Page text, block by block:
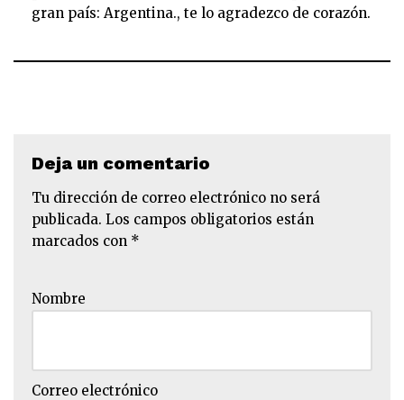
gran país: Argentina., te lo agradezco de corazón.
Deja un comentario
Tu dirección de correo electrónico no será
publicada. Los campos obligatorios están
marcados con *
Nombre
Correo electrónico